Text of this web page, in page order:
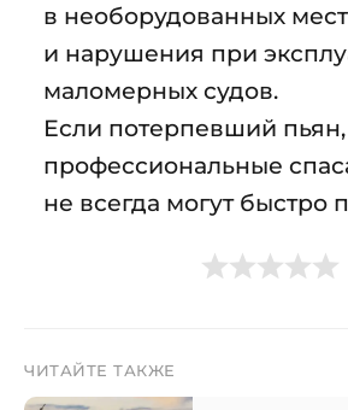
в необорудованных
и нарушения при
маломерных судов.
Если потерпевший
профессиональные
не всегда могут быстро
ЧИТАЙТЕ ТАКЖЕ